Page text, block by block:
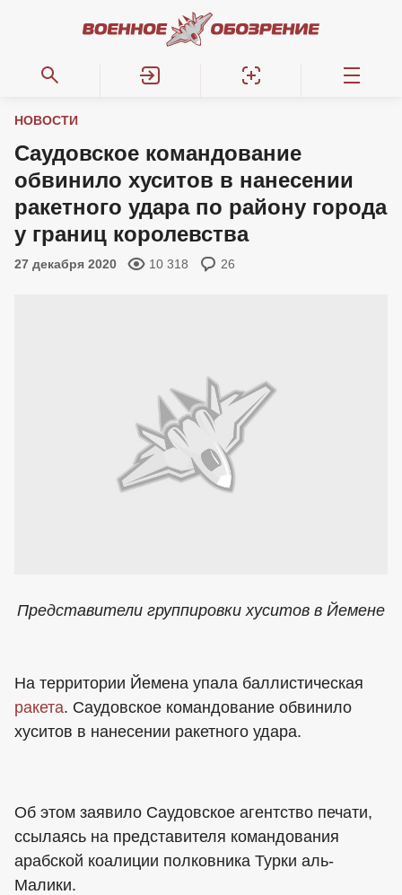
НОВОСТИ
Саудовское командование
обвинило хуситов в нанесении
ракетного удара по району города
у границ королевства
27 декабря 2020 10 318 26
Представители группировки хуситов в Йемене
На территории Йемена упала баллистическая
ракета. Саудовское командование обвинило
хуситов в нанесении ракетного удара.
Об этом заявило Саудовское агентство печати,
ссылаясь на представителя командования
арабской коалиции полковника Турки аль-
Малики.